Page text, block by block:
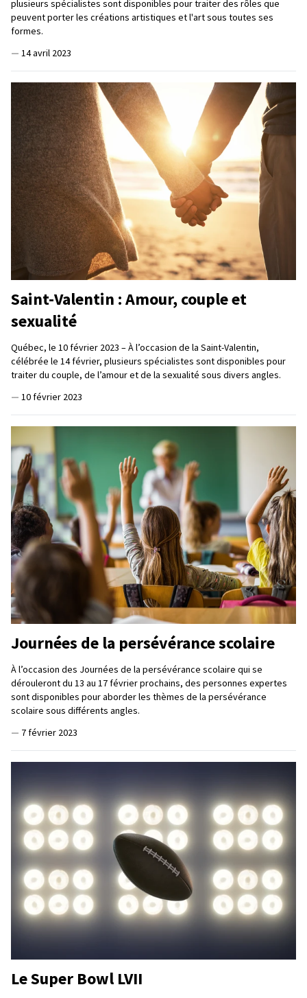
plusieurs spécialistes sont disponibles pour traiter des rôles que
peuvent porter les créations artistiques et l'art sous toutes ses
formes.
— 14 avril 2023
Saint-Valentin : Amour, couple et
sexualité
Québec, le 10 février 2023 – À l’occasion de la Saint-Valentin,
célébrée le 14 février, plusieurs spécialistes sont disponibles pour
traiter du couple, de l’amour et de la sexualité sous divers angles.
— 10 février 2023
Journées de la persévérance scolaire
À l’occasion des Journées de la persévérance scolaire qui se
dérouleront du 13 au 17 février prochains, des personnes expertes
sont disponibles pour aborder les thèmes de la persévérance
scolaire sous différents angles.
— 7 février 2023
Le Super Bowl LVII